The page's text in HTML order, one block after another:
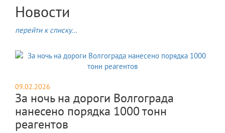
Новости
перейти к списку...
09.02.2026
За ночь на дороги Волгограда
нанесено порядка 1000 тонн
реагентов